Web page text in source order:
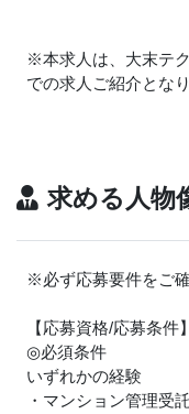
※本求人は、大末テ
での求人ご紹介とな
求める人物
※必ず応募要件をご
【応募資格/応募条件】
◎必須条件
いずれかの経験
・マンション管理受